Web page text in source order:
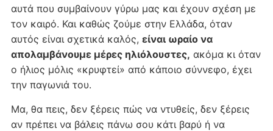
αυτά που συμβαίνουν γύρω μας και έχουν σχέση με
τον καιρό. Και καθώς ζούμε στην Ελλάδα, όταν
αυτός είναι σχετικά καλός, είναι ωραίο να
απολαμβάνουμε μέρες ηλιόλουστες, ακόμα κι όταν
ο ήλιος μόλις «κρυφτεί» από κάποιο σύννεφο, έχει
την παγωνιά του.
Μα, θα πεις, δεν ξέρεις πώς να ντυθείς, δεν ξέρεις
αν πρέπει να βάλεις πάνω σου κάτι βαρύ ή να